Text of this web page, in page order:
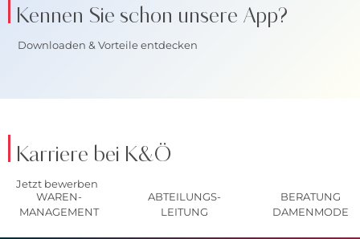
Kennen Sie schon unsere App?
Downloaden & Vorteile entdecken
Karriere bei K&Ö
Jetzt bewerben
WAREN-
MANAGEMENT
ABTEILUNGS-
LEITUNG
BERATUNG
DAMENMODE